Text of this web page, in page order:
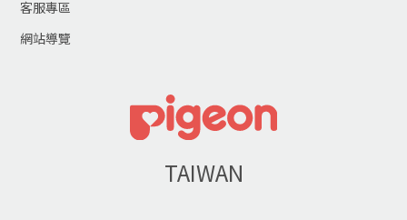
客服專區
網站導覽
TAIWAN